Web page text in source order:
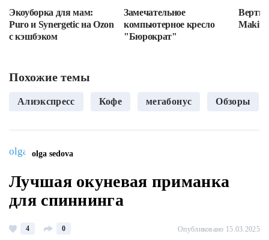
Экоуборка для мам:
Puro и Synergetic на Ozon
с кэшбэком
Замечательное
компьютерное кресло
"Бюрократ"
Makita
Похожие темы
Алиэкспресс Кофе мегабонус Обзоры
olga sedova
Лучшая окуневая приманка
для спиннинга
4 0 Опубликовано 15.03.2025